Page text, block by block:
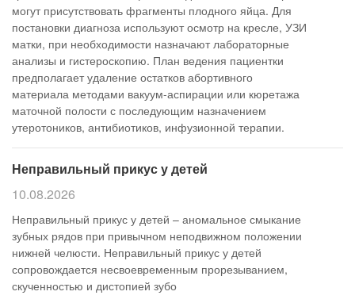
могут присутствовать фрагменты плодного яйца. Для
постановки диагноза используют осмотр на кресле, УЗИ
матки, при необходимости назначают лабораторные
анализы и гистероскопию. План ведения пациентки
предполагает удаление остатков абортивного
материала методами вакуум-аспирации или кюретажа
маточной полости с последующим назначением
утеротоников, антибиотиков, инфузионной терапии.
Неправильный прикус у детей
10.08.2026
Неправильный прикус у детей – аномальное смыкание
зубных рядов при привычном неподвижном положении
нижней челюсти. Неправильный прикус у детей
сопровождается несвоевременным прорезыванием,
скученностью и дистопией зубо